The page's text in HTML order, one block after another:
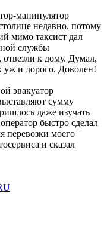
манипулятор
недавно, потому
мимо таксист дал
службы
отвезли к дому. Думал,
уж и дорого. Доволен!
эвакуатор
сумму
даже изучать
быстро сделал
перевозки моего
и сказал